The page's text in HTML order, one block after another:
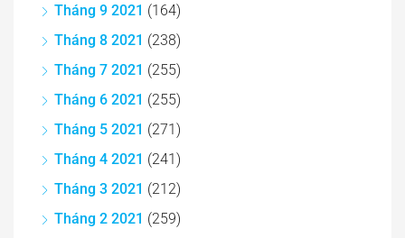
Tháng 9 2021 (164)
Tháng 8 2021 (238)
Tháng 7 2021 (255)
Tháng 6 2021 (255)
Tháng 5 2021 (271)
Tháng 4 2021 (241)
Tháng 3 2021 (212)
Tháng 2 2021 (259)